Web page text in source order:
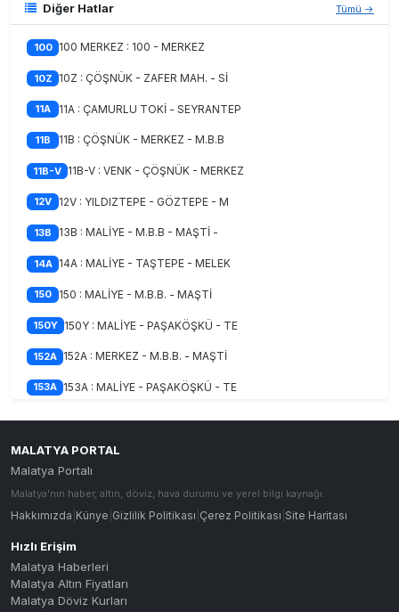
Diğer Hatlar Tümü →
100 100 MERKEZ : 100 - MERKEZ
10Z 10Z : ÇÖŞNÜK - ZAFER MAH. - Sİ
11A 11A : ÇAMURLU TOKİ - SEYRANTEP
11B 11B : ÇÖŞNÜK - MERKEZ - M.B.B
11B-V 11B-V : VENK - ÇÖŞNÜK - MERKEZ
12V 12V : YILDIZTEPE - GÖZTEPE - M
13B 13B : MALİYE - M.B.B - MAŞTİ -
14A 14A : MALİYE - TAŞTEPE - MELEK
150 150 : MALİYE - M.B.B. - MAŞTİ
150Y 150Y : MALİYE - PAŞAKÖŞKÜ - TE
152A 152A : MERKEZ - M.B.B. - MAŞTİ
153A 153A : MALİYE - PAŞAKÖŞKÜ - TE
153B 153B : MALİYE - M.B.B. - MAŞTİ
15A 15A : AKPINAR - H.HALİL ÇİFTLİ
15A-C
16B 16B : MALİYE - ORDUZU - BAHÇEB
16C 16C : İNÖNÜ UNV. - CANKOÇ
16K 16K : MALİYE - ÇEVRE YOLU - TE
16M 16M : MALİYE - ÇEVRE YOLU - MA
MALATYA PORTAL
Malatya Portalı
Malatya'nın haber, altın, döviz, hava durumu ve yerel bilgi kaynağı.
Hakkımızda Künye Gizlilik Politikası Çerez Politikası Site Haritası
Hızlı Erişim
Malatya Haberleri
Malatya Altın Fiyatları
Malatya Döviz Kurları